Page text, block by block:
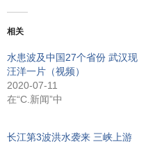
相关
水患波及中国27个省份 武汉现
汪洋一片（视频）
2020-07-11
在“C.新闻”中
长江第3波洪水袭来 三峡上游